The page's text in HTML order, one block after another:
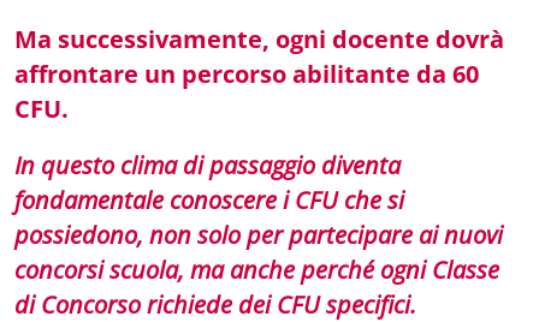
Ma successivamente, ogni docente dovrà
affrontare un percorso abilitante da 60
CFU.
In questo clima di passaggio diventa
fondamentale conoscere i CFU che si
possiedono, non solo per partecipare ai nuovi
concorsi scuola, ma anche perché ogni Classe
di Concorso richiede dei CFU specifici.